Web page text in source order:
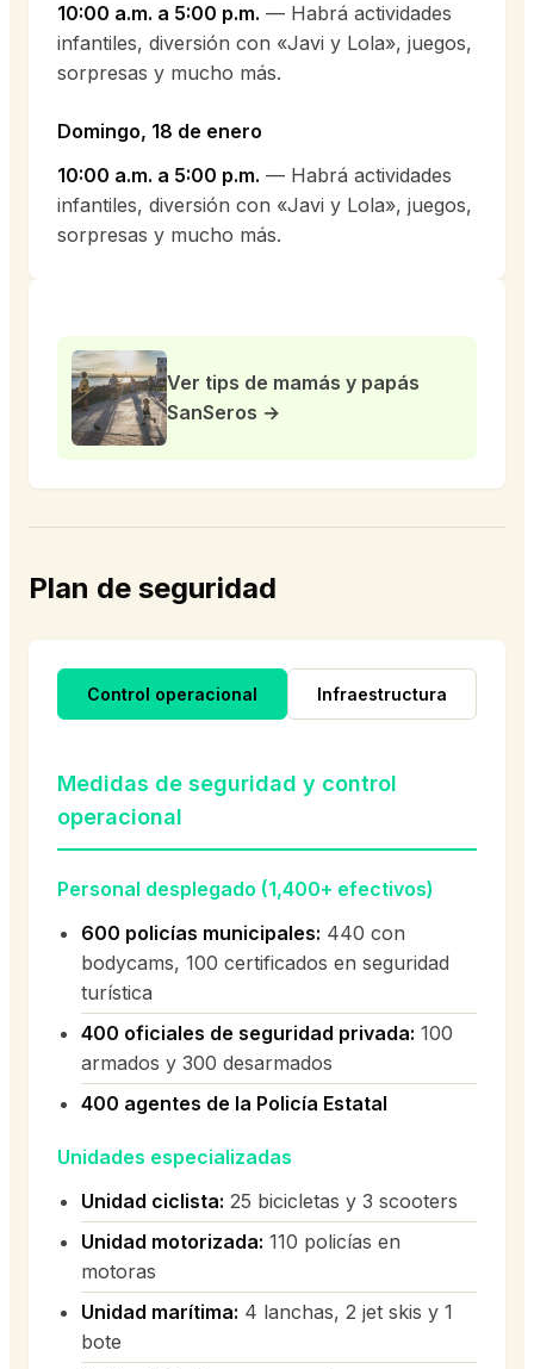
10:00 a.m. a 5:00 p.m. — Habrá actividades
infantiles, diversión con «Javi y Lola», juegos,
sorpresas y mucho más.
Domingo, 18 de enero
10:00 a.m. a 5:00 p.m. — Habrá actividades
infantiles, diversión con «Javi y Lola», juegos,
sorpresas y mucho más.
Ver tips de mamás y papás
SanSeros →
Plan de seguridad
Control operacional Infraestructura
Medidas de seguridad y control
operacional
Personal desplegado (1,400+ efectivos)
600 policías municipales: 440 con
bodycams, 100 certificados en seguridad
turística
400 oficiales de seguridad privada: 100
armados y 300 desarmados
400 agentes de la Policía Estatal
Unidades especializadas
Unidad ciclista: 25 bicicletas y 3 scooters
Unidad motorizada: 110 policías en
motoras
Unidad marítima: 4 lanchas, 2 jet skis y 1
bote